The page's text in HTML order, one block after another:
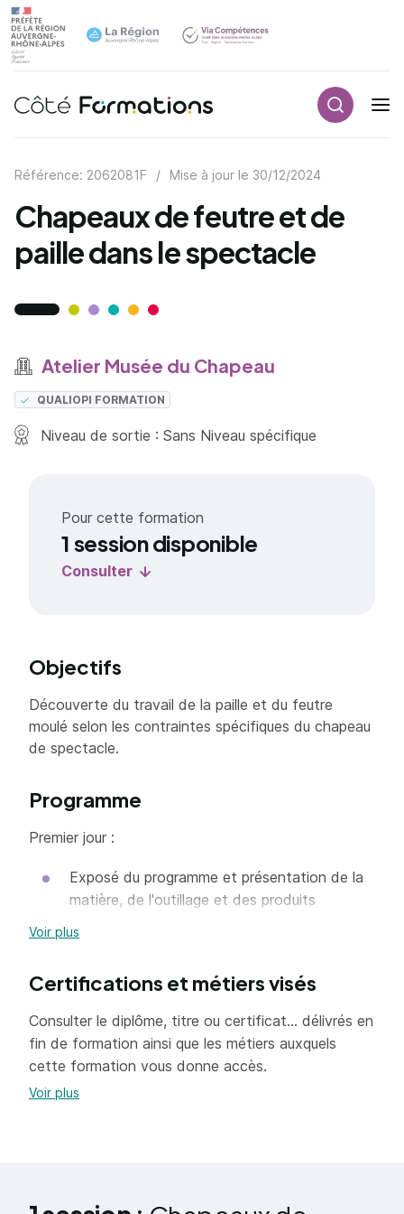
Navigation principale
Référence: 2062081F / Mise à jour le 30/12/2024
Chapeaux de feutre et de
paille dans le spectacle
Atelier Musée du Chapeau
QUALIOPI FORMATION
Niveau de sortie : Sans Niveau spécifique
Pour cette formation
1 session disponible
Consulter
Objectifs
Découverte du travail de la paille et du feutre
moulé selon les contraintes spécifiques du chapeau
de spectacle.
Programme
Premier jour :
Exposé du programme et présentation de la
matière, de l'outillage et des produits
Conception de 2 modèles dont 1 au moins en
Choix des bois selon les maquettes
Mise au point des projets et des gammes de
fabrication
Préparation du feutre : mise au frais,
apprêtage
Voir plus
Certifications et métiers visés
Consulter le diplôme, titre ou certificat... délivrés en
fin de formation ainsi que les métiers auxquels
cette formation vous donne accès.
Voir plus